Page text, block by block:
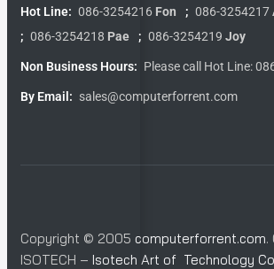
Hot Line: 086-3254216 Fon ; 086-3254217
; 086-3254218 Pae ; 086-3254219 Joy
Non Business Hours: Please call Hot Line:
By Email: sales@computerforrent.com
Copyright © 2005 computerforrent.com.
ISOTECH – Isotech Art of Technology